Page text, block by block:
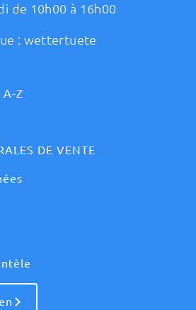
de 10h00 à 16h00
: wettertuete
Z
DE VENTE